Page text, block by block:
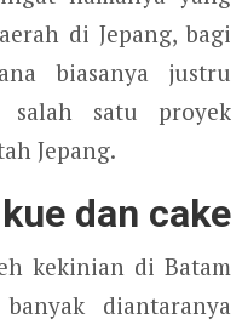
di Jepang, bagi
biasanya justru
salah satu proyek
Jepang.
dan cake
kekinian di Batam
diantaranya